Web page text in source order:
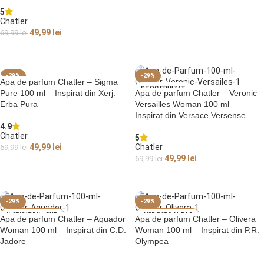
5
Chatler
69,99lei 49,99 lei
-29%
STOC EPUIZAT
Apa de parfum Chatler – Sigma
Pure 100 ml – Inspirat din Xerj.
Erba Pura
4.9
Chatler
69,99lei 49,99 lei
-29%
STOC EPUIZAT
VER
Apa de parfum Chatler – Veronic
Versailles Woman 100 ml –
Inspirat din Versace Versense
5
Chatler
69,99lei 49,99 lei
-29%
CHR
ISTIAN DIOR JAD
ORE
Apa de parfum Chatler – Aquador
Woman 100 ml – Inspirat din C.D.
Jadore
-29%
PAC
O RABANNE OLYM
PEA
Apa de parfum Chatler – Olivera
Woman 100 ml – Inspirat din P.R.
Olympea